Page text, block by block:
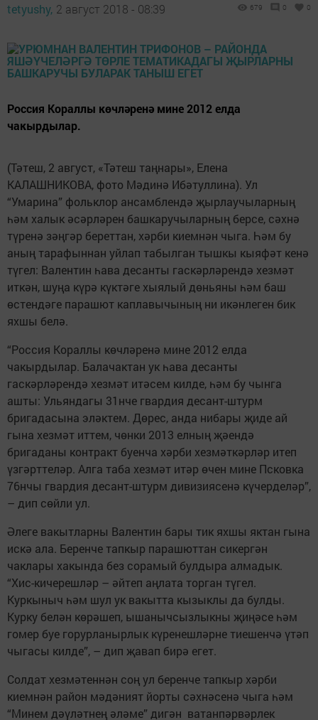
tetyushy, 2 август 2018 - 08:39 679 0 0
Россия Кораллы көч­ләренә мине 2012 елда
чакырдылар.
(Тәтеш, 2 август, «Тәтеш таңнары», Елена
КАЛАШНИКОВА, фото Мәдинә Ибәтуллина). Ул
“Умарина” фольклор ансамблендә җырлаучыларның
һәм халык әсәрләрен башкаручыларның берсе, сәхнә
түренә зәңгәр береттан, хәрби киемнән чыга. Һәм бу
аның тарафыннан уйлап табылган тышкы кыя­фәт кенә
түгел: Валентин һава десанты гас­кәрләрендә хезмәт
иткән, шуңа күрә күктәге хыялый дөньяны һәм баш
өстендәге парашют каплавычының ни икәнлеген бик
яхшы белә.
“Россия Кораллы көч­ләренә мине 2012 елда
чакырдылар. Балачактан ук һава десанты
гаскәрләрендә хезмәт итәсем килде, һәм бу чынга
ашты: Ульяндагы 31нче гвардия десант-штурм
бригадасына эләктем. Дөрес, анда нибары җиде ай
гына хезмәт иттем, чөнки 2013 елның җәендә
бригаданы контракт буенча хәрби хезмәткәрләр итеп
үзгәрттеләр. Алга таба хезмәт итәр өчен мине Псковка
76нчы гвардия десант-штурм дивизия­сенә күчерделәр”,
– дип сөйли ул.
Әлеге вакытларны Валентин бары тик яхшы яктан гына
искә ала. Беренче тапкыр парашюттан сикергән
чаклары хакында без сорамый булдыра алмадык.
“Хис-кичерешләр – әйтеп аңлата торган түгел.
Куркыныч һәм шул ук вакытта кызыклы да булды.
Курку белән көрәшеп, ышанычсызлыкны җиңәсе һәм
гомер буе горурланыр­лык күренешләрне тиешенчә үтәп
чыгасы килде”, – дип җавап бирә егет.
Солдат хезмәтеннән соң ул беренче тапкыр хәрби
киемнән район мәдәният йорты сәхнәсенә чыга һәм
“Минем дәүләтнең әләме” дигән ватанпәрвәрлек